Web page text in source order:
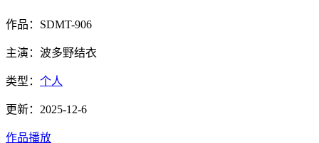
作品：SDMT-906
主演：波多野结衣
类型： 个人
更新：2025-12-6
作品播放